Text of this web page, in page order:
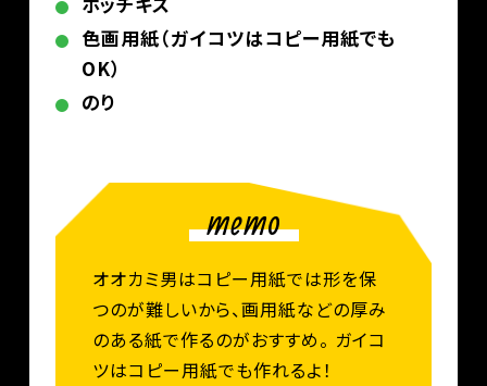
色画用紙（ガイコツはコピー用紙でも
OK）
のり
memo
オオカミ男はコピー用紙では形を保
つのが難しいから、画用紙などの厚み
のある紙で作るのがおすすめ。 ガイコ
ツはコピー用紙でも作れるよ！